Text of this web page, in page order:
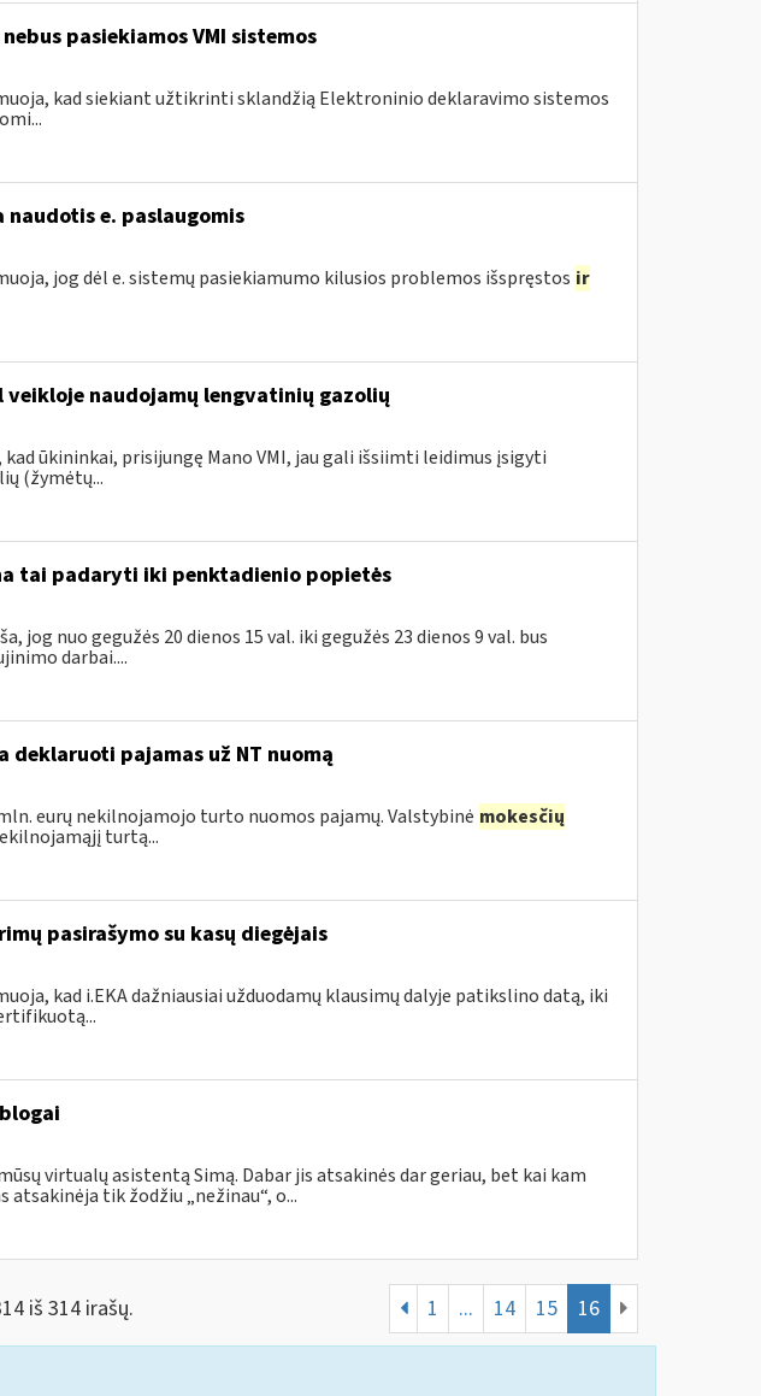
pasiekiamos VMI sistemos
kad siekiant užtikrinti sklandžią Elektroninio deklaravimo sistemos
naudotis e. paslaugomis
jog dėl e. sistemų pasiekiamumo kilusios problemos išspręstos ir
naudojamų lengvatinių gazolių
ūkininkai, prisijungę Mano VMI, jau gali išsiimti leidimus įsigyti
(žymėtų...
tai padaryti iki penktadienio popietės
jog nuo gegužės 20 dienos 15 val. iki gegužės 23 dienos 9 val. bus
darbai....
pajamas už NT nuomą
eurų nekilnojamojo turto nuomos pajamų. Valstybinė mokesčių
turtą...
pasirašymo su kasų diegėjais
kad i.EKA dažniausiai užduodamų klausimų dalyje patikslino datą, iki
virtualų asistentą Simą. Dabar jis atsakinės dar geriau, bet kai kam
tik žodžiu „nežinau“, o...
iš 314 irašų. 1 ... 14 15 16